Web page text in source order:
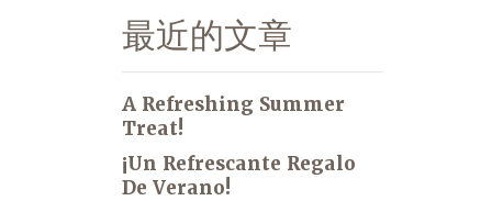
最近的文章
A Refreshing Summer
Treat!
¡Un Refrescante Regalo
De Verano!